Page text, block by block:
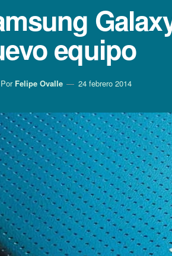
equipo
Por Felipe Ovalle 24 febrero 2014